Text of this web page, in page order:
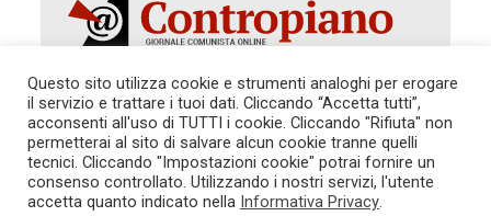
Autorizzazione del Tribunale di Roma 286 del 31
dicembre 2014. Direttore Responsabile: Sergio
Cararo. Indirizzo: V.Casalbruciato 27- sc. B - 00159
Roma -
Tel. 06.640.122.19 -redazione@contropiano.org
Questo sito utilizza cookie e strumenti analoghi per erogare
il servizio e trattare i tuoi dati. Cliccando “Accetta tutti”,
acconsenti all'uso di TUTTI i cookie. Cliccando "Rifiuta" non
permetterai al sito di salvare alcun cookie tranne quelli
tecnici. Cliccando "Impostazioni cookie" potrai fornire un
consenso controllato. Utilizzando i nostri servizi, l'utente
accetta quanto indicato nella Informativa Privacy.